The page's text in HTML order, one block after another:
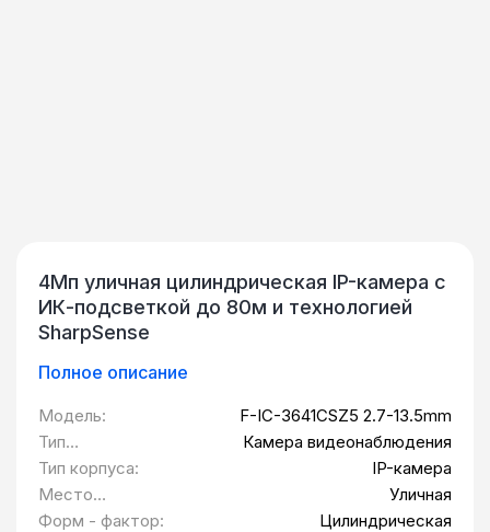
4Мп уличная цилиндрическая IP-камера с
ИК-подсветкой до 80м и технологией
SharpSense
Полное описание
Модель:
F-IC-3641CSZ5 2.7-13.5mm
Тип
оборудования:
Камера видеонаблюдения
Тип корпуса:
IP-камера
Место
установки:
Уличная
Форм - фактор:
Цилиндрическая